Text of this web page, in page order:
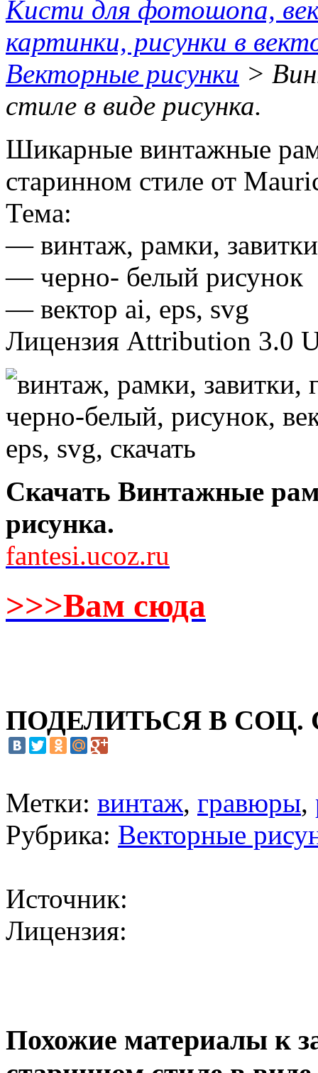
Кисти для фотошопа,
картинки, рисунки в
Векторные рисунки >
стиле в виде рисунка.
Шикарные винтажные
старинном стиле от
Тема:
— винтаж, рамки,
— черно- белый рисунок
— вектор ai, eps, svg
Лицензия Attribution 3.0
Скачать Винтажные
рисунка.
fantesi.ucoz.ru
>>>Вам сюда
ПОДЕЛИТЬСЯ В СОЦ.
Метки: винтаж, гравюры,
Рубрика: Векторные
Источник:
Лицензия:
Похожие материалы к